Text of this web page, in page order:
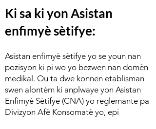
Ki sa ki yon Asistan
enfimyè sètifye:
Asistan enfimyè sètifye yo se youn nan
pozisyon ki pi wo yo bezwen nan domèn
medikal. Ou ta dwe konnen etablisman
swen alontèm ki anplwaye yon Asistan
Enfimyè Sètifye (CNA) yo reglemante pa
Divizyon Afè Konsomatè yo, epi